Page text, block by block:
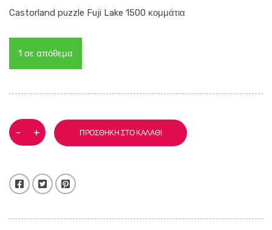
Castorland puzzle Fuji Lake 1500 κομμάτια
1 σε απόθεμα
-
Castorland
puzzle
Fuji
κομμάτια
ποσότητα
+ ΠΡΟΣΘΉΚΗ ΣΤΟ ΚΑΛΆΘΙ
Facebook Twitter Pinterest